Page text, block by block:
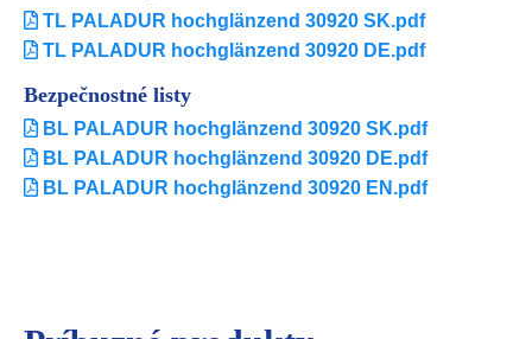
TL PALADUR hochglänzend 30920 SK.pdf
TL PALADUR hochglänzend 30920 DE.pdf
Bezpečnostné listy
BL PALADUR hochglänzend 30920 SK.pdf
BL PALADUR hochglänzend 30920 DE.pdf
BL PALADUR hochglänzend 30920 EN.pdf